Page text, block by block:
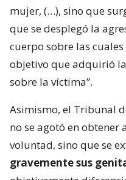
mujer, (…), sino que
que se desplegó la
cuerpo sobre las
objetivo que adquirió
sobre la víctima”.
Asimismo, el Tribunal
no se agotó en obtener
voluntad, sino que se
gravemente sus